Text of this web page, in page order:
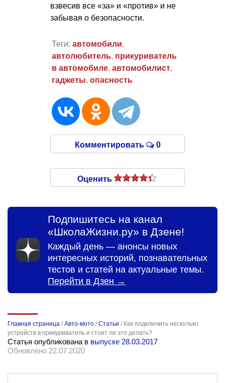
взвесив все «за» и «против» и не
забывая о безопасности.
Теги: автомобили,
автолюбитель, прикуриватель
в автомобиле, автомобилист,
гаджеты, опасность
Комментировать 0
Оценить
Подпишитесь на канал
«ШколаЖизни.ру» в Дзене!
Каждый день — анонсы новых
интересных историй, познавательных
тестов и статей на актуальные темы.
Перейти в Дзен →
Главная страница /Авто-мото /Статьи / Как подключить несколько
устройств в прикуриватель и стоит ли это делать?
Статья опубликована в выпуске 28.03.2017
Обновлено 22.07.2020